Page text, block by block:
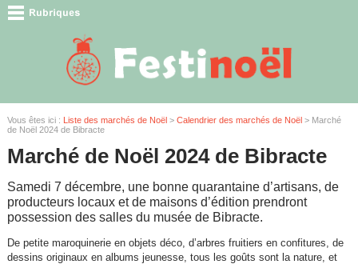
Vous êtes ici : Liste des marchés de Noël> Calendrier des marchés de Noël> Marché
de Noël 2024 de Bibracte
Marché de Noël 2024 de Bibracte
Samedi 7 décembre, une bonne quarantaine d’artisans, de
producteurs locaux et de maisons d’édition prendront
possession des salles du musée de Bibracte.
De petite maroquinerie en objets déco, d’arbres fruitiers en confitures, de
dessins originaux en albums jeunesse, tous les goûts sont la nature, et